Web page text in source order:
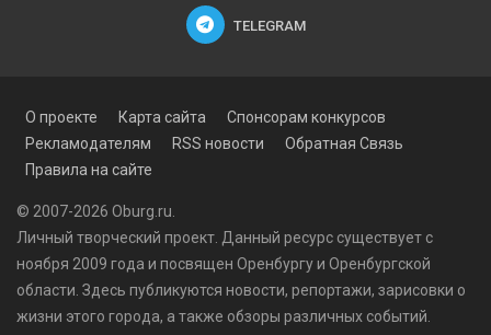
TELEGRAM
О проекте Карта сайта
Спонсорам конкурсов
Рекламодателям
RSS новости
Обратная Связь
Правила на сайте
© 2007-2026 Oburg.ru.
Личный творческий проект. Данный ресурс существует с
ноября 2009 года и посвящен Оренбургу и Оренбургской
области. Здесь публикуются новости, репортажи, зарисовки о
жизни этого города, а также обзоры различных событий.